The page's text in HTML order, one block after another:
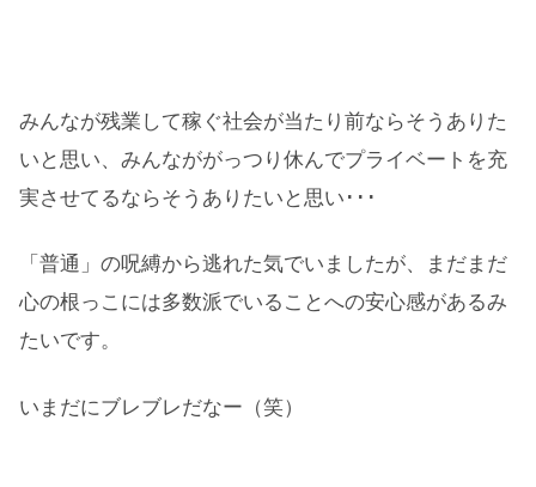
みんなが残業して稼ぐ社会が当たり前ならそうありた
いと思い、みんなががっつり休んでプライベートを充
実させてるならそうありたいと思い･･･
「普通」の呪縛から逃れた気でいましたが、まだまだ
心の根っこには多数派でいることへの安心感があるみ
たいです。
いまだにブレブレだなー（笑）